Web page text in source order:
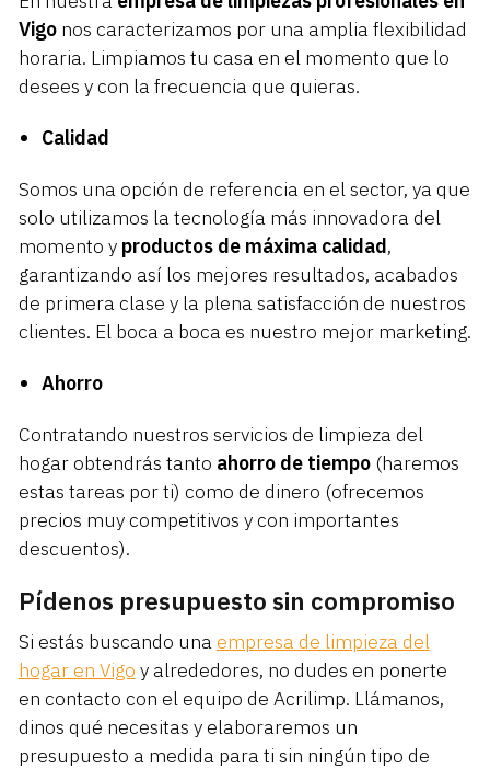
Vigo nos caracterizamos por una amplia flexibilidad
horaria. Limpiamos tu casa en el momento que lo
desees y con la frecuencia que quieras.
Calidad
Somos una opción de referencia en el sector, ya que
solo utilizamos la tecnología más innovadora del
momento y productos de máxima calidad,
garantizando así los mejores resultados, acabados
de primera clase y la plena satisfacción de nuestros
clientes. El boca a boca es nuestro mejor marketing.
Ahorro
Contratando nuestros servicios de limpieza del
hogar obtendrás tanto ahorro de tiempo (haremos
estas tareas por ti) como de dinero (ofrecemos
precios muy competitivos y con importantes
descuentos).
Pídenos presupuesto sin compromiso
Si estás buscando unaempresa de limpieza del
hogar en Vigo y alrededores, no dudes en ponerte
en contacto con el equipo de Acrilimp. Llámanos,
dinos qué necesitas y elaboraremos un
presupuesto a medida para ti sin ningún tipo de